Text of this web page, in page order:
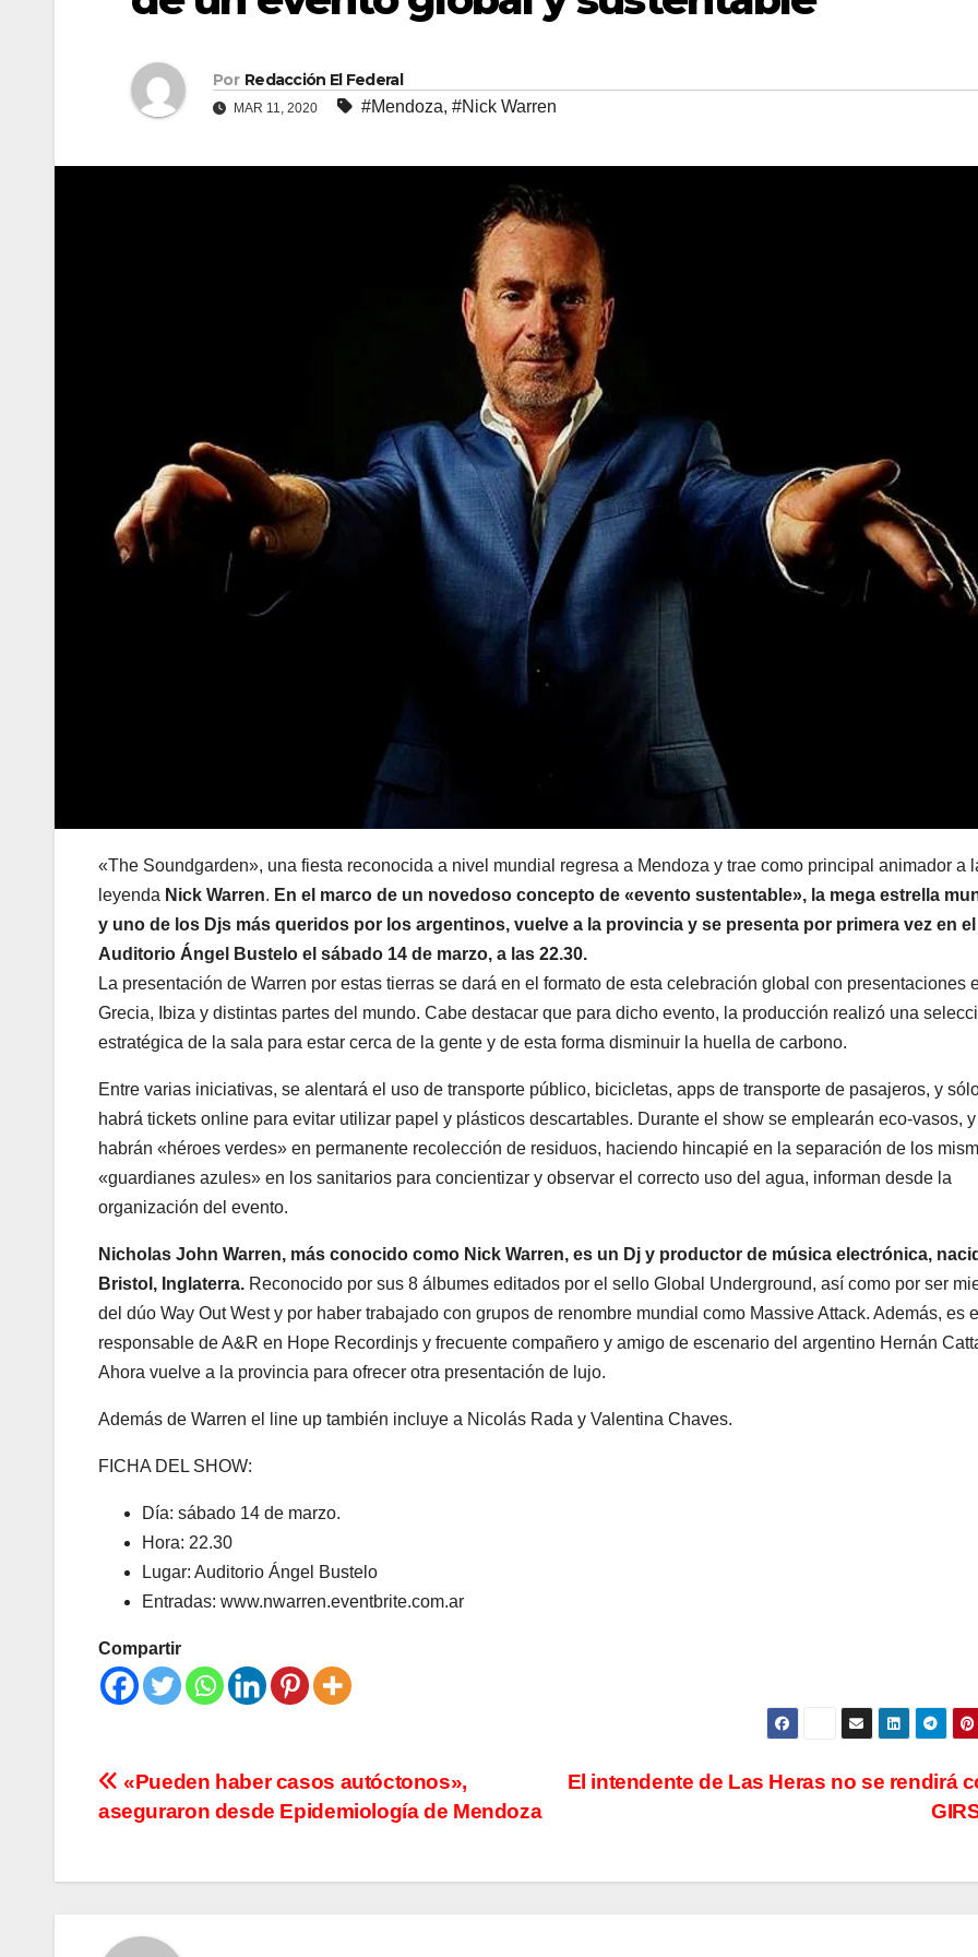
Por Redacción El Federal
MAR 11, 2020 #Mendoza, #Nick Warren
«The Soundgarden», una fiesta reconocida a nivel mundial regresa a Mendoza y trae como principal animador a
leyenda Nick Warren. En el marco de un novedoso concepto de «evento sustentable», la mega estrella
y uno de los Djs más queridos por los argentinos, vuelve a la provincia y se presenta por primera vez en el
Auditorio Ángel Bustelo el sábado 14 de marzo, a las 22.30.
La presentación de Warren por estas tierras se dará en el formato de esta celebración global con presentaciones
Grecia, Ibiza y distintas partes del mundo. Cabe destacar que para dicho evento, la producción realizó una
estratégica de la sala para estar cerca de la gente y de esta forma disminuir la huella de carbono.
Entre varias iniciativas, se alentará el uso de transporte público, bicicletas, apps de transporte de pasajeros, y
habrá tickets online para evitar utilizar papel y plásticos descartables. Durante el show se emplearán eco-vasos, y
habrán «héroes verdes» en permanente recolección de residuos, haciendo hincapié en la separación de los
«guardianes azules» en los sanitarios para concientizar y observar el correcto uso del agua, informan desde la
organización del evento.
Nicholas John Warren, más conocido como Nick Warren, es un Dj y productor de música electrónica,
Bristol, Inglaterra. Reconocido por sus 8 álbumes editados por el sello Global Underground, así como por ser
del dúo Way Out West y por haber trabajado con grupos de renombre mundial como Massive Attack. Además, es el
responsable de A&R en Hope Recordinjs y frecuente compañero y amigo de escenario del argentino Hernán
Ahora vuelve a la provincia para ofrecer otra presentación de lujo.
Además de Warren el line up también incluye a Nicolás Rada y Valentina Chaves.
FICHA DEL SHOW:
Día: sábado 14 de marzo.
Hora: 22.30
Lugar: Auditorio Ángel Bustelo
Entradas: www.nwarren.eventbrite.com.ar
Compartir
Navegación
de
entradas
El intendente de Las Heras no se rendirá
«Pueden haber casos autóctonos»,
aseguraron desde Epidemiología de Mendoza
Nación se
sumó al
pedido de
Mendoza para
bloquear los
celulares en
las cárceles de
la provincia
7 AGOSTO, 2026
un
por
ARGENTINA
La empresa
le dará al
7 AGOSTO, 2026
ARGENTINA